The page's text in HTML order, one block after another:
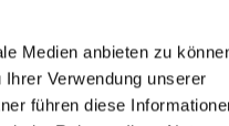
Medien anbieten zu
Verwendung unserer
führen diese
brandneuen R290
ist ein 300 Liter
das benötigte
Schlamm- und